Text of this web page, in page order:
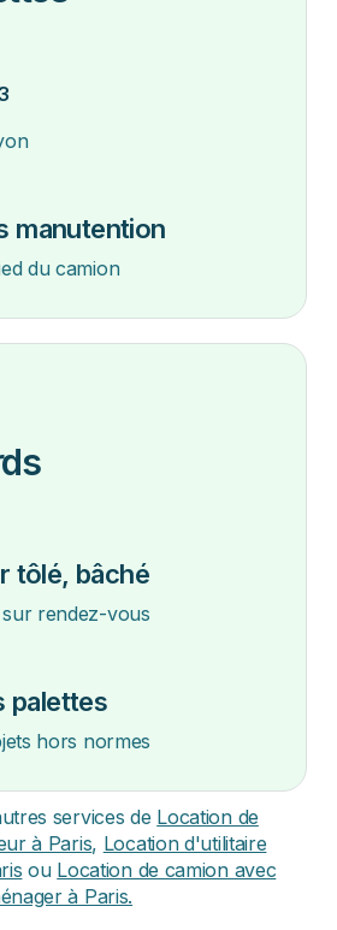
manutention
du camion
tôlé, bâché
rendez-vous
palettes
hors normes
services de Location de
à Paris, Location d'utilitaire
ou Location de camion avec
à Paris.